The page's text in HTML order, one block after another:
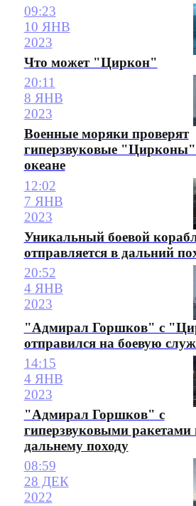
09:23
10 ЯНВ
2023
Что может "Циркон"
20:11
8 ЯНВ
2023
Военные моряки проверят
гиперзвуковые
океане
12:02
7 ЯНВ
2023
Уникальный боевой
отправляется в дальний
20:52
4 ЯНВ
2023
"Адмирал Горшков" с
отправился на боевую
14:15
4 ЯНВ
2023
"Адмирал Горшков" с
гиперзвуковыми ракетами
дальнему походу
08:59
28 ДЕК
2022